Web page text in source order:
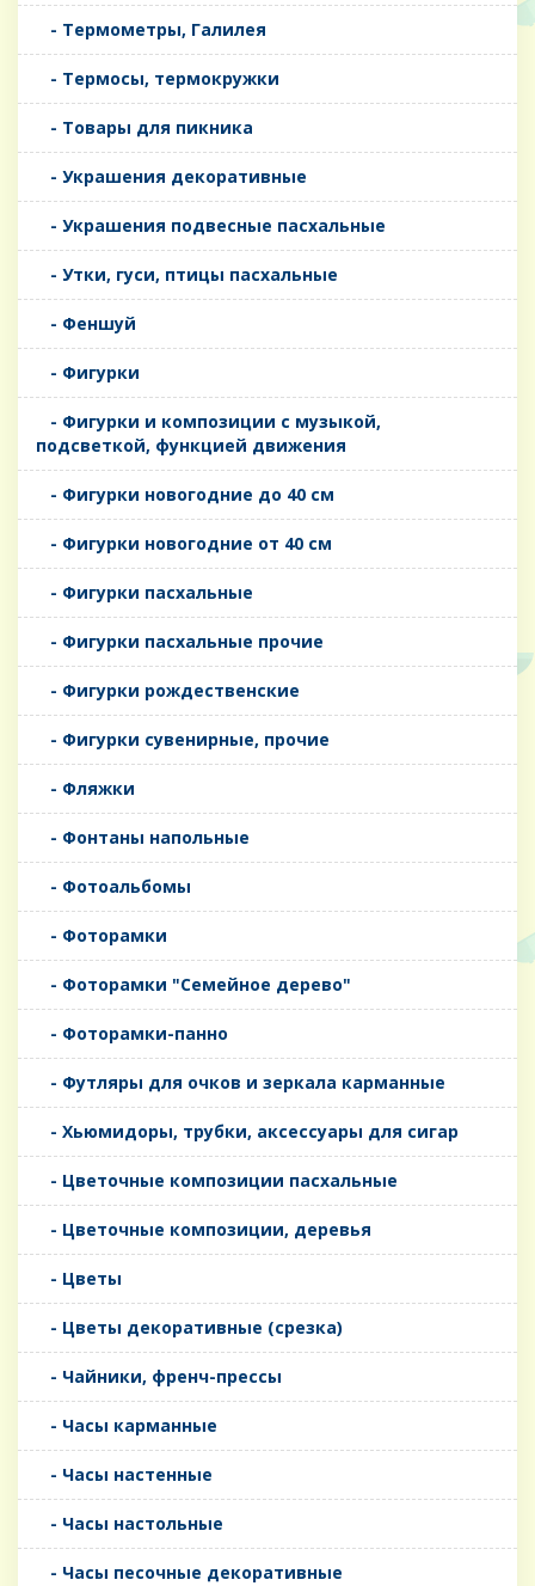
- Термометры, Галилея
- Термосы, термокружки
- Товары для пикника
- Украшения декоративные
- Украшения подвесные пасхальные
- Утки, гуси, птицы пасхальные
- Феншуй
- Фигурки
- Фигурки и композиции с музыкой,
подсветкой, функцией движения
- Фигурки новогодние до 40 см
- Фигурки новогодние от 40 см
- Фигурки пасхальные
- Фигурки пасхальные прочие
- Фигурки рождественские
- Фигурки сувенирные, прочие
- Фляжки
- Фонтаны напольные
- Фотоальбомы
- Фоторамки
- Фоторамки "Семейное дерево"
- Фоторамки-панно
- Футляры для очков и зеркала карманные
- Хьюмидоры, трубки, аксессуары для сигар
- Цветочные композиции пасхальные
- Цветочные композиции, деревья
- Цветы
- Цветы декоративные (срезка)
- Чайники, френч-прессы
- Часы карманные
- Часы настенные
- Часы настольные
- Часы песочные декоративные